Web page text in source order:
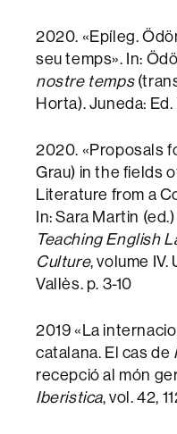
2020. «Epíleg.
seu temps». In:
nostre temps
Horta). Juneda: Ed.
2020. «Proposals
Grau) in the fields
Literature from a
In: Sara Martin (ed.)
Teaching English
Culture, volume IV.
Vallès. p. 3-10
2019 «La
catalana. El cas de
recepció al món
Iberistica, vol. 42,